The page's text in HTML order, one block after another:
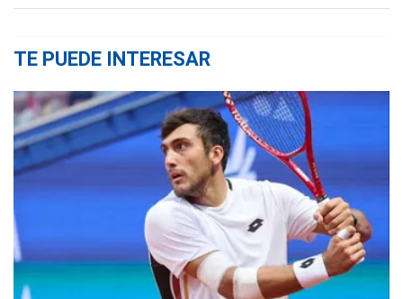
TE PUEDE INTERESAR